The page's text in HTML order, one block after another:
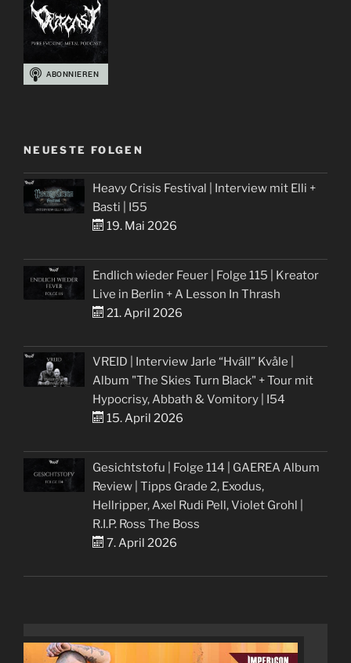
NEUESTE FOLGEN
Heavy Crisis Festival | Interview mit Elli +
Basti | I55
19. Mai 2026
Endlich wieder Feuer | Folge 115 | Kreator
Live in Berlin + A Lesson In Thrash
21. April 2026
VREID | Interview Jarle “Hváll” Kvåle |
Album "The Skies Turn Black" + Tour mit
Hypocrisy, Abbath & Vomitory | I54
15. April 2026
Gesichtstofu | Folge 114 | GAEREA Album
Review | Tipps Grade 2, Exodus,
Hellripper, Axel Rudi Pell, Violet Grohl |
R.I.P. Ross The Boss
7. April 2026